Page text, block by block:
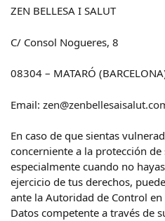
ZEN BELLESA I SALUT
C/ Consol Nogueres, 8
08304 – MATARÓ
Email:
En caso de que sientas
concerniente a la protección de
especialmente cuando no
ejercicio de tus derechos,
ante la Autoridad de Control
Datos competente a través de